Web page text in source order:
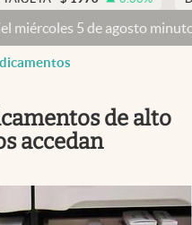
México
5 de agosto minuto a minuto
de alto
accedan